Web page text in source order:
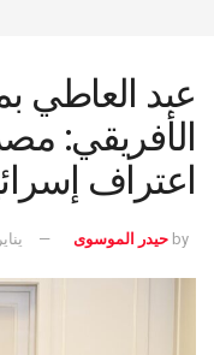
عبد العاطي
الأفريقي:
اعتراف
by حيدر الموسوى يناير 6, 2026